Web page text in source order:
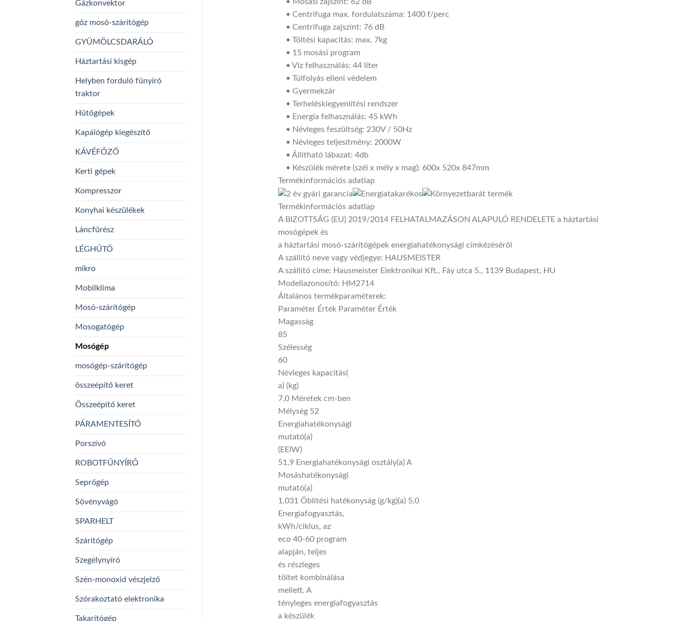
Gázkonvektor
gőz mosó-szárítógép
GYÜMÖLCSDARÁLÓ
Háztartási kisgép
Helyben forduló fűnyíró
traktor
Hűtőgépek
Kapálógép kiegészítő
KÁVÉFŐZŐ
Kerti gépek
Kompresszor
Konyhai készülékek
Láncfűrész
LÉGHŰTŐ
mikro
Mobilklima
Mosó-szárítógép
Mosogatógép
Mosógép
mosógép-szárítógép
összeépítő keret
Összeépítő keret
PÁRAMENTESÍTŐ
Porszívó
ROBOTFŰNYÍRÓ
Seprőgép
Sövényvágó
SPARHELT
Szárítógép
Szegélynyíró
Szén-monoxid vészjelző
Szórakoztató elektronika
Takarítógép
• Centrifuga max. fordulatszáma: 1400 f/perc
• Centrifuga zajszínt: 76 dB
• Töltési kapacitás: max. 7kg
• 15 mosási program
• Víz felhasználás: 44 liter
• Túlfolyás elleni védelem
• Gyermekzár
• Terheléskiegyenlítési rendszer
• Energia felhasználás: 45 kWh
• Névleges feszültség: 230V / 50Hz
• Névleges teljesítmény: 2000W
• Állítható lábazat: 4db
• Készülék mérete (szél x mély x mag): 600x 520x 847mm
Termékinformációs adatlap
Termékinformációs adatlap
A BIZOTTSÁG (EU) 2019/2014 FELHATALMAZÁSON ALAPULÓ RENDELETE a háztartási
mosógépek és
a háztartási mosó-szárítógépek energiahatékonysági címkézéséről
A szállító neve vagy védjegye: HAUSMEISTER
A szállító címe: Hausmeister Elektronikai Kft., Fáy utca 5., 1139 Budapest, HU
Modellazonosító: HM2714
Általános termékparaméterek:
Paraméter Érték Paraméter Érték
Magasság
85
Szélesség
60
Névleges kapacitás(
a) (kg)
7,0 Méretek cm-ben
Mélység 52
Energiahatékonysági
mutató(a)
(EEIW)
51,9 Energiahatékonysági osztály(a) A
Mosáshatékonysági
mutató(a)
1,031 Öblítési hatékonyság (g/kg)(a) 5,0
Energiafogyasztás,
kWh/ciklus, az
eco 40-60 program
alapján, teljes
és részleges
töltet kombinálása
mellett. A
tényleges energiafogyasztás
a készülék